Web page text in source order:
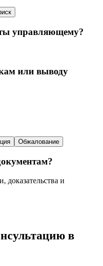
управляющему?
или выводу
Обжалование
доказательства и
в